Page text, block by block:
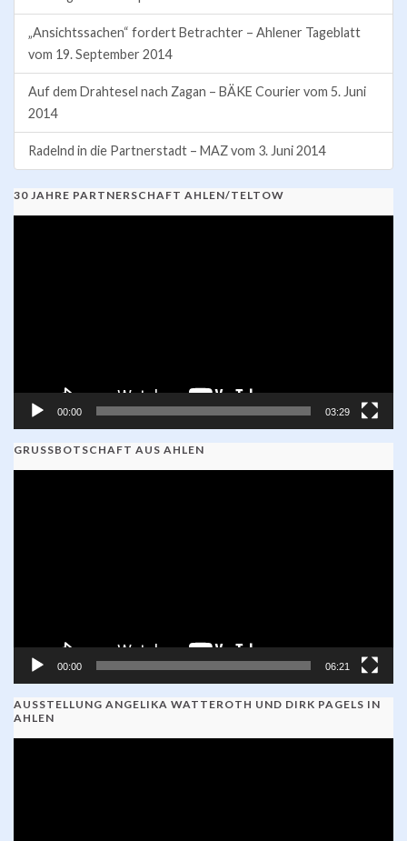
„Ansichtssachen“ fordert Betrachter – Ahlener Tageblatt
vom 19. September 2014
Auf dem Drahtesel nach Zagan – BÄKE Courier vom 5. Juni
2014
Radelnd in die Partnerstadt – MAZ vom 3. Juni 2014
30 JAHRE PARTNERSCHAFT AHLEN/TELTOW
00:00 03:29
GRUSSBOTSCHAFT AUS AHLEN
00:00 06:21
AUSSTELLUNG ANGELIKA WATTEROTH UND DIRK PAGELS IN
AHLEN